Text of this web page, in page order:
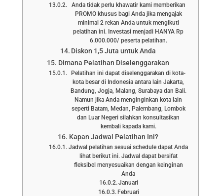
Anda tidak perlu khawatir kami memberikan
PROMO khusus bagi Anda jika mengajak
minimal 2 rekan Anda untuk mengikuti
pelatihan ini. Investasi menjadi HANYA Rp
6.000.000/ peserta pelatihan.
Diskon 1,5 Juta untuk Anda
Dimana Pelatihan Diselenggarakan
Pelatihan ini dapat diselenggarakan di kota-
kota besar di Indonesia antara lain Jakarta,
Bandung, Jogja, Malang, Surabaya dan Bali.
Namun jika Anda menginginkan kota lain
seperti Batam, Medan, Palembang, Lombok
dan Luar Negeri silahkan konsultasikan
kembali kapada kami.
Kapan Jadwal Pelatihan Ini?
Jadwal pelatihan sesuai schedule dapat Anda
lihat berikut ini. Jadwal dapat bersifat
fleksibel menyesuaikan dengan keinginan
Anda
Januari
Februari